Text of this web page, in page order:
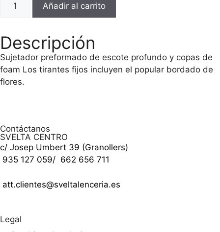
Añadir al carrito
Descripción
Sujetador preformado de escote profundo y copas de
foam Los tirantes fijos incluyen el popular bordado de
flores.
Contáctanos
SVELTA CENTRO
c/ Josep Umbert 39 (Granollers)
935 127 059/ 662 656 711
att.clientes@sveltalenceria.es
Legal